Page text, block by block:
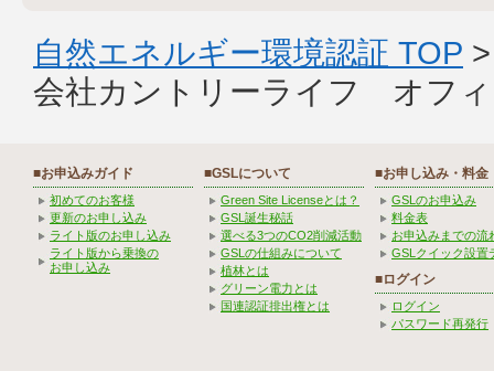
自然エネルギー環境認証 TOP
会社カントリーライフ オフ
■お申込みガイド
初めてのお客様
更新のお申し込み
ライト版のお申し込み
ライト版から乗換の
お申し込み
■GSLについて
Green Site Licenseとは？
GSL誕生秘話
選べる3つのCO2削減活動
GSLの仕組みについて
植林とは
グリーン電力とは
国連認証排出権とは
■お申し込み・料金
GSLのお申込み
料金表
お申込みまでの流
GSLクイック設置
■ログイン
ログイン
パスワード再発行